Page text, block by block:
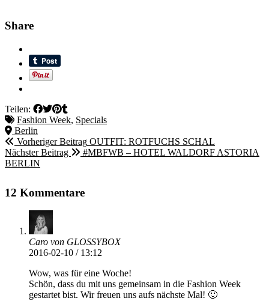
Share
Teilen:
Fashion Week, Specials
Berlin
Vorheriger Beitrag OUTFIT: ROTFUCHS SCHAL
Nächster Beitrag
#MBFWB – HOTEL WALDORF ASTORIA
BERLIN
12 Kommentare
Caro von GLOSSYBOX
2016-02-10 / 13:12
Wow, was für eine Woche!
Schön, dass du mit uns gemeinsam in die Fashion Week
gestartet bist. Wir freuen uns aufs nächste Mal! 🙂